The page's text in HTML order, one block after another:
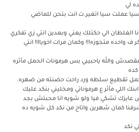
لي
سيا عملت سيا اتغير.ت انت بتحن للماضي
الغلطان الي حكتلك يعني وبعدين انتي زي تفكري
واحده متجوزه!!! وكمان مرات اخوياا!! انتي
والله ياحبيبي بس هرمونات الحمل مأثره
تقطيع سلطه ورد راحت حضنته من ضهره.
اللي مأثر ع هرموناتي ومخليني بنكد عليك
تشكي فيا ولو شويه انا محبتش بجد
كمان شهرين واتاح من نكد كل شويه ده
نكد